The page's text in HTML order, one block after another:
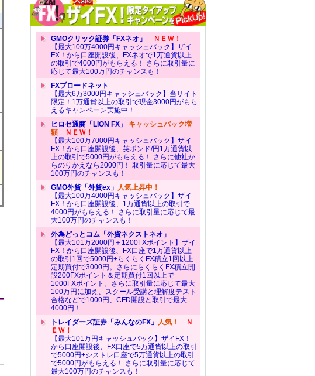
GMOクリック証券「FXネオ」
ＮＥＷ！
【最大100万4000円キャッシュバック】ザイ
FX！から口座開設後、FXネオで1万通貨以上
の取引で4000円がもらえる！ さらに取引量に
応じて最大100万円のチャンスも！
FXブロードネット
【最大6万3000円キャッシュバック】当サイト
限定！1万通貨以上の取引で現金3000円がもら
えるキャンペーン実施中！
ヒロセ通商「LION FX」 キャッシュバック増
額ＮＥＷ！
【最大100万7000円キャッシュバック】ザイ
FX！から口座開設後、英ポンド/円1万通貨以
上の取引で5000円がもらえる！ さらに他社か
らのりかえなら2000円！ 取引量に応じて最大
100万円のチャンスも！
GMO外貨「外貨ex」 人気上昇中！
【最大100万4000円キャッシュバック】ザイ
FX！から口座開設後、1万通貨以上の取引で
4000円がもらえる！ さらに取引量に応じて最
大100万円のチャンスも！
外為どっとコム「外貨ネクストネオ」
【最大101万2000円＋1200FXポイント】ザイ
FX！から口座開設後、FX口座で1万通貨以上
の取引1回で5000円+らくらくFX積立1回以上
定期買付で3000円。さらにらくらくFX積立開
設200FXポイント＆定期買付1回以上で
1000FXポイント。さらに取引量に応じて最大
100万円に加え、スクール受講と理解度テスト
合格などで1000円、CFD開設と取引で最大
4000円！
トレイダーズ証券「みんなのFX」 人気！
Ｎ
ＥＷ！
【最大101万円キャッシュバック】ザイFX！
から口座開設後、FX口座で5万通貨以上の取引
で5000円+シストレ口座で5万通貨以上の取引
で5000円がもらえる！ さらに取引量に応じて
最大100万円のチャンスも！